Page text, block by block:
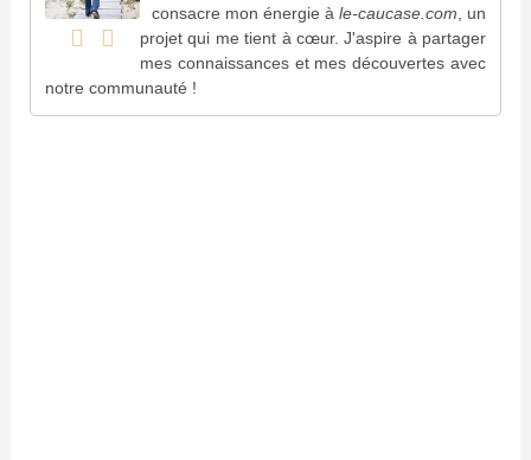
consacre mon énergie àle-caucase.com , un
projet qui me tient à cœur. J'aspire à partager
mes connaissances et mes découvertes avec
notre communauté !